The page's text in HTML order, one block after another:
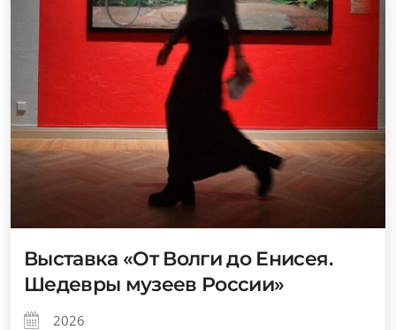
Выставка «От Волги до Енисея.
Шедевры музеев России»
2026